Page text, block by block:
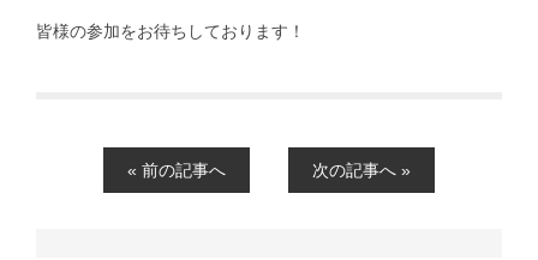
皆様の参加をお待ちしております！
« 前の記事へ 次の記事へ »